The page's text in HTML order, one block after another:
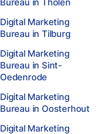
Bureau in Tholen
Digital Marketing
Bureau in Tilburg
Digital Marketing
Bureau in Sint-
Oedenrode
Digital Marketing
Bureau in Oosterhout
Digital Marketing